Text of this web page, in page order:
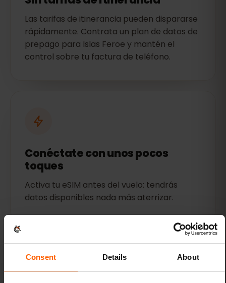
Consent Details About
Las tarifas de itinerancia pueden dispararse
rápidamente. Contrata un plan de datos de
prepago para Islas Feroe y mantén el
control sobre tu factura de teléfono.
Conéctate con unos pocos
toques
Activa tu eSIM antes del vuelo: tendrás
datos disponibles nada más aterrizar.